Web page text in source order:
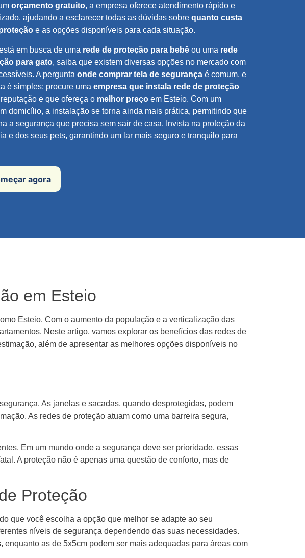
orçamento gratuito, a empresa oferece atendimento rápido e
ajudando a esclarecer todas as dúvidas sobre quanto custa
e as opções disponíveis para cada situação.
em busca de uma rede de proteção para bebê ou uma rede
para gato, saiba que existem diversas opções no mercado com
A pergunta onde comprar tela de segurança é comum, e
é simples: procure uma empresa que instala rede de proteção
e que ofereça o melhor preço em Esteio. Com um
domicílio, a instalação se torna ainda mais prática, permitindo que
a segurança que precisa sem sair de casa. Invista na proteção da
e dos seus pets, garantindo um lar mais seguro e tranquilo para
agora
em Esteio
Esteio. Com o aumento da população e a verticalização das
Neste artigo, vamos explorar os benefícios das redes de
além de apresentar as melhores opções disponíveis no
As janelas e sacadas, quando desprotegidas, podem
As redes de proteção atuam como uma barreira segura,
Em um mundo onde a segurança deve ser prioridade, essas
A proteção não é apenas uma questão de conforto, mas de
Proteção
que você escolha a opção que melhor se adapte ao seu
níveis de segurança dependendo das suas necessidades.
as de 5x5cm podem ser mais adequadas para áreas com